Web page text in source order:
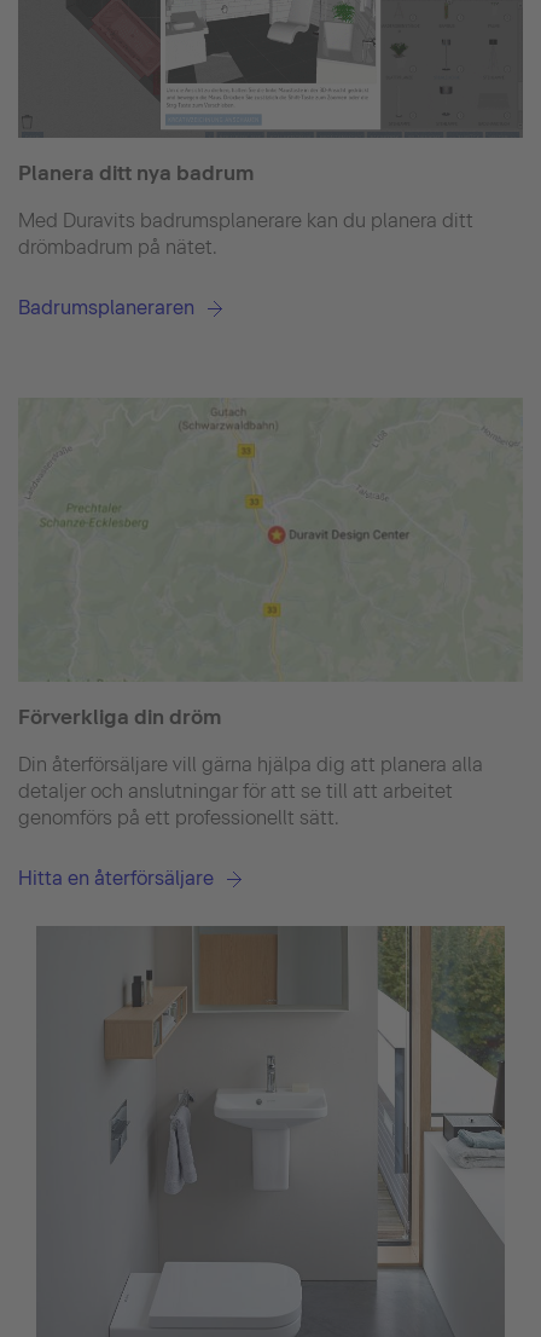
Planera ditt nya badrum
Med Duravits badrumsplanerare kan du planera ditt
drömbadrum på nätet.
Badrumsplaneraren
Förverkliga din dröm
Din återförsäljare vill gärna hjälpa dig att planera alla
detaljer och anslutningar för att se till att arbeitet
genomförs på ett professionellt sätt.
Hitta en återförsäljare